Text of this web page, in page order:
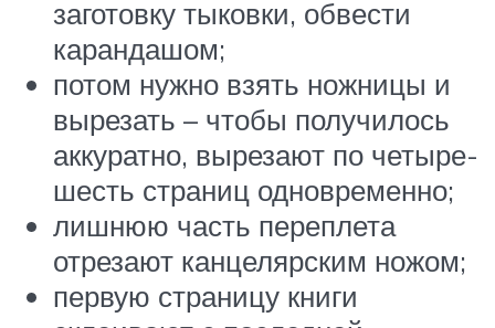
заготовку тыковки, обвести
карандашом;
потом нужно взять ножницы и
вырезать – чтобы получилось
аккуратно, вырезают по четыре-
шесть страниц одновременно;
лишнюю часть переплета
отрезают канцелярским ножом;
первую страницу книги